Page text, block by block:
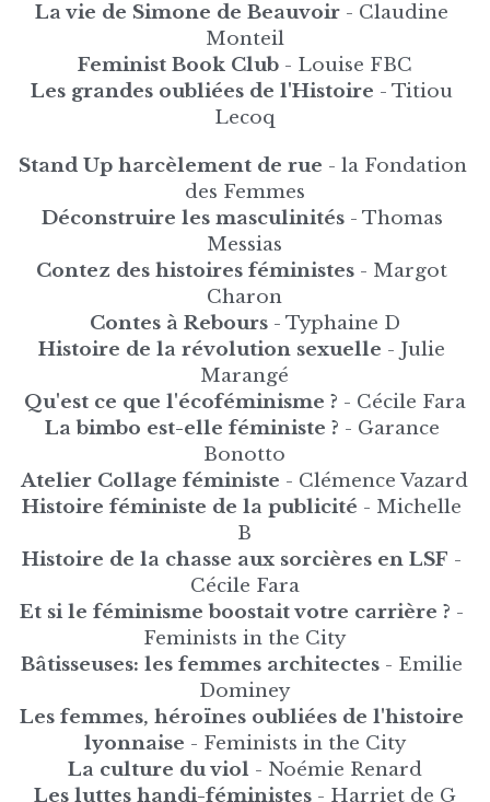
La vie de Simone de Beauvoir - Claudine
Monteil
Feminist Book Club - Louise FBC
Les grandes oubliées de l'Histoire - Titiou
Lecoq
Stand Up harcèlement de rue - la Fondation
des Femmes
Déconstruire les masculinités - Thomas
Messias
Contez des histoires féministes - Margot
Charon
Contes à Rebours - Typhaine D
Histoire de la révolution sexuelle - Julie
Marangé
Qu'est ce que l'écoféminisme ? - Cécile Fara
La bimbo est-elle féministe ? - Garance
Bonotto
Atelier Collage féministe - Clémence Vazard
Histoire féministe de la publicité - Michelle
B
Histoire de la chasse aux sorcières en LSF -
Cécile Fara
Et si le féminisme boostait votre carrière ? -
Feminists in the City
Bâtisseuses: les femmes architectes - Emilie
Dominey
Les femmes, héroïnes oubliées de l'histoire
lyonnaise - Feminists in the City
La culture du viol - Noémie Renard
Les luttes handi-féministes - Harriet de G